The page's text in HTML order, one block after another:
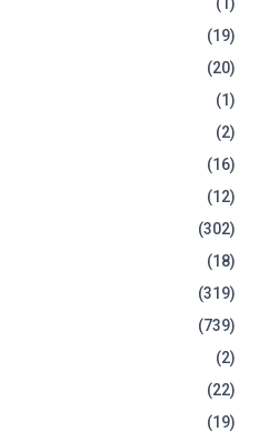
(1)
(19)
(20)
(1)
(2)
(16)
(12)
(302)
(18)
(319)
(739)
(2)
(22)
(19)